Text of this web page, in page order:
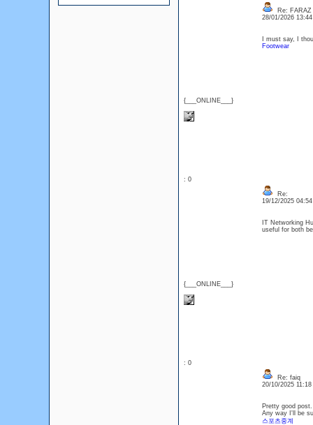
{___ONLINE___}
Re: FARAZ
28/01/2026
I must say, I
Footwear
: 0
{___ONLINE___}
Re:
19/12/2025
IT Networking
useful for both
: 0
Re: faiq
20/10/2025
Pretty good
Any way I'll be
스포츠중계